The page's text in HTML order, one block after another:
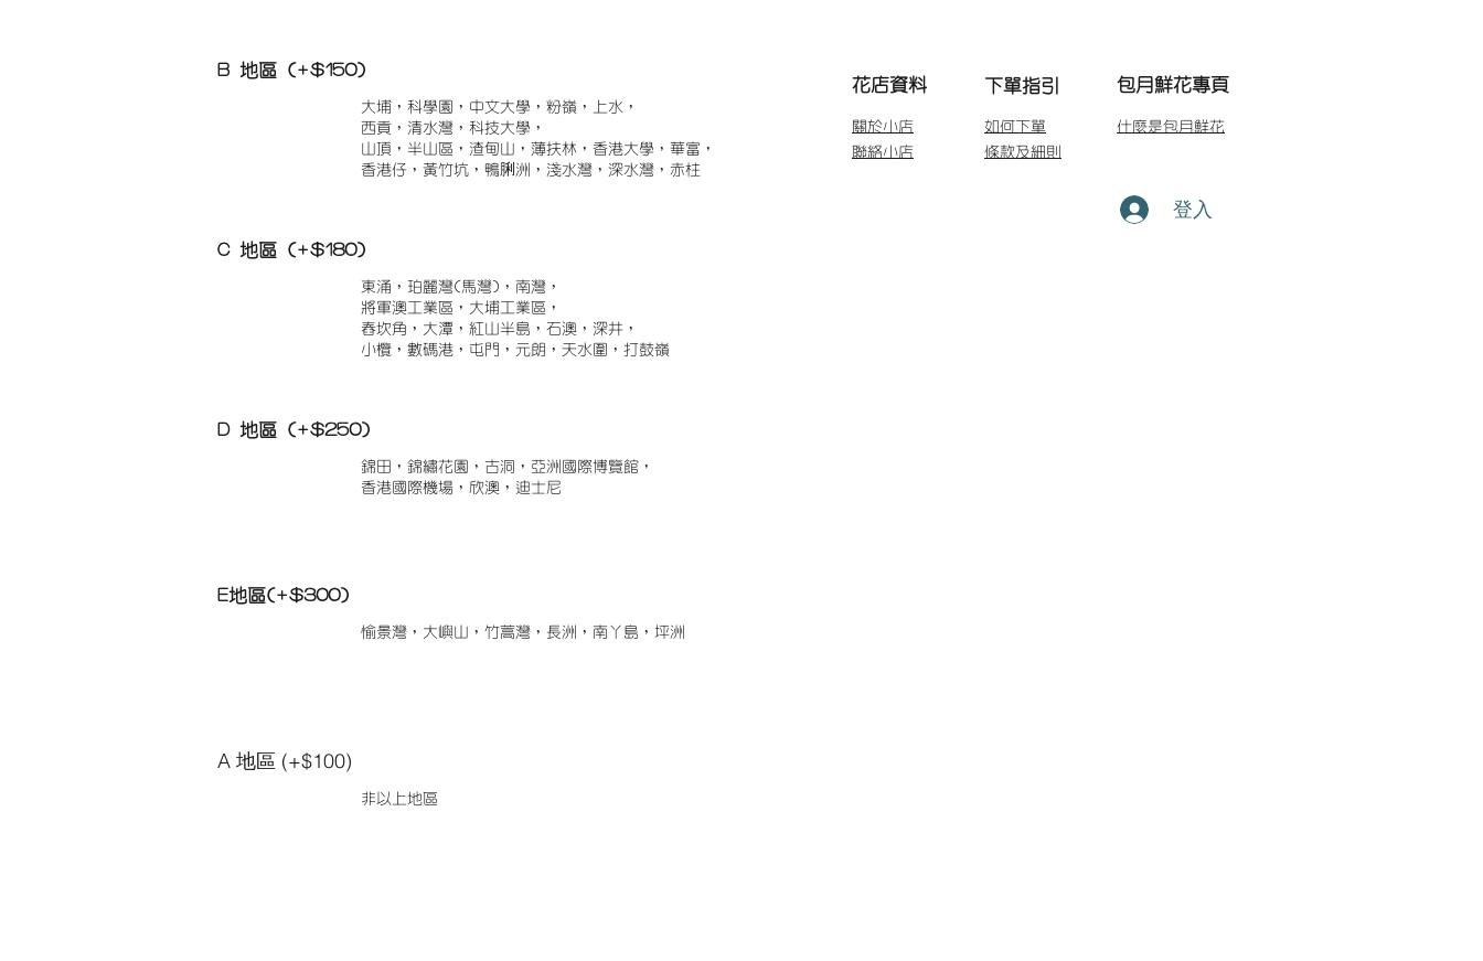
B 地區 (+$150)
大埔，科學園，中文大學，粉嶺，上水，
西貢，清水灣，科技大學，
山頂，半山區，渣甸山，薄扶林，香港大學，華富，
香港仔，黃竹坑，鴨脷洲，淺水灣，深水灣，赤柱
C 地區 (+$180)
東涌，珀麗灣(馬灣)，南灣，
將軍澳工業區，大埔工業區，
舂坎角，大潭，紅山半島，石澳，深井，
小欖，數碼港，屯門，元朗，天水圍，打鼓嶺
D 地區 (+$250)
錦田，錦繡花園，古洞，亞洲國際博覽館，
香港國際機場，欣澳，迪士尼
E地區(+$300)
愉景灣，大嶼山，竹蒿灣，長洲，南丫島，坪洲
A 地區 (+$100)
非以上地區
​花店資料 下單指引 包月鮮花專頁
關於小店
聯絡小店
如何下單
條款及細則
什麼是包月鮮花
登入